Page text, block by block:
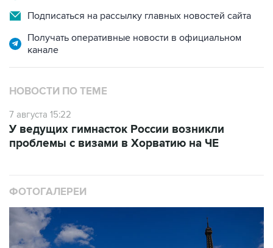
Получать оперативные новости в официальном
канале
НОВОСТИ ПО ТЕМЕ
7 августа 15:22
проблемы с визами в Хорватию на ЧЕ